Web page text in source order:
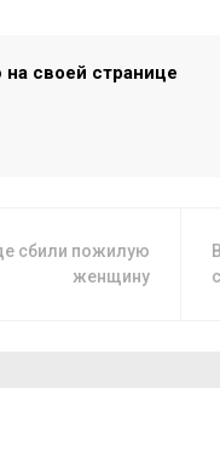
своей странице
сбили пожилую
женщину